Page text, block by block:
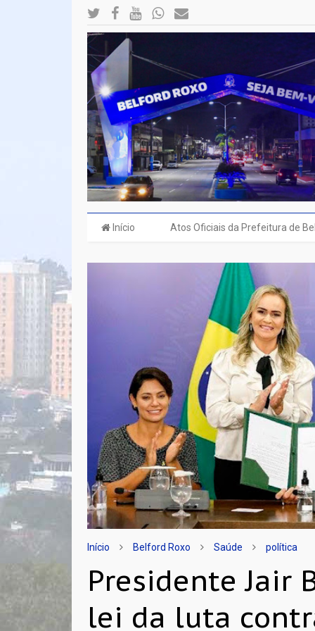
Início Atos Oficiais da Prefeitura de
Início Belford Roxo Saúde política
Presidente Jair
lei da luta